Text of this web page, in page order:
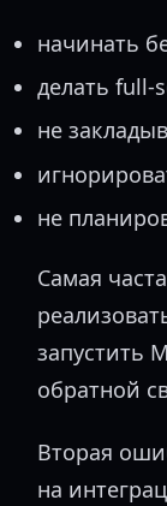
начинать
делать full-
не
не
Самая
запустить
обратной
Вторая
на